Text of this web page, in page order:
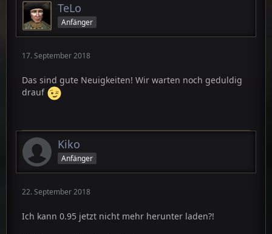
TeLo
Anfänger
17. September 2018
Das sind gute Neuigkeiten! Wir warten noch geduldig
drauf
Kiko
Anfänger
22. September 2018
Ich kann 0.95 jetzt nicht mehr herunter laden?!